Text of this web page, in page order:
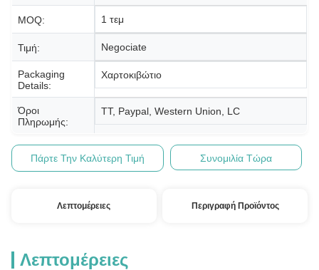
MOQ: 1 τεμ
Τιμή: Negociate
Packaging
Details:
Χαρτοκιβώτιο
Όροι
Πληρωμής:
TT, Paypal, Western Union, LC
Πάρτε Την Καλύτερη Τιμή Συνομιλία Τώρα
Λεπτομέρειες Περιγραφή Προϊόντος
Λεπτομέρειες